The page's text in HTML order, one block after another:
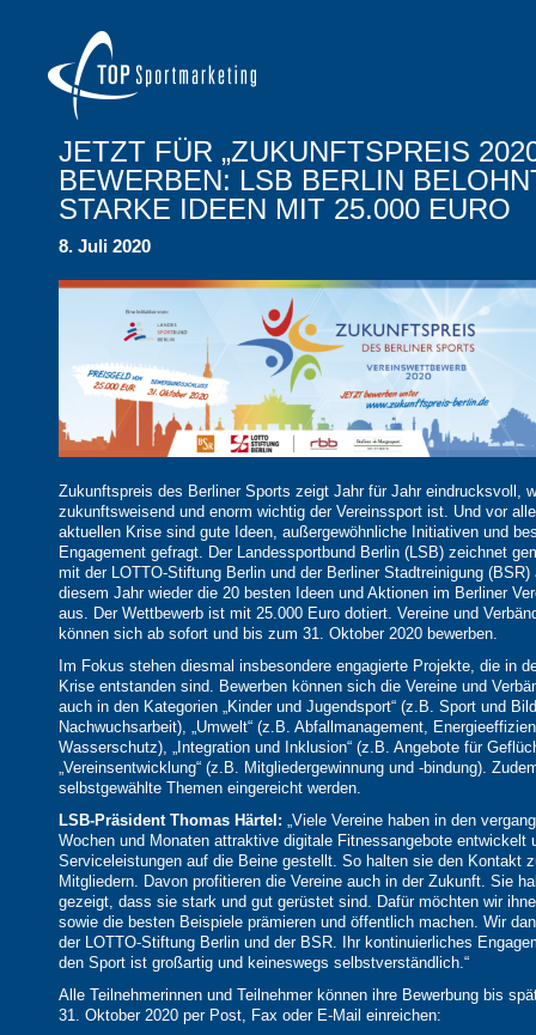
JETZT FÜR „ZUKUNFTSPREIS
BEWERBEN: LSB BERLIN
STARKE IDEEN MIT 25.000 EURO
8. Juli 2020
Zukunftspreis des Berliner Sports zeigt Jahr für Jahr eindrucksvoll,
zukunftsweisend und enorm wichtig der Vereinssport ist. Und vor
aktuellen Krise sind gute Ideen, außergewöhnliche Initiativen und
Engagement gefragt. Der Landessportbund Berlin (LSB) zeichnet
mit der LOTTO-Stiftung Berlin und der Berliner Stadtreinigung (BSR)
diesem Jahr wieder die 20 besten Ideen und Aktionen im Berliner
aus. Der Wettbewerb ist mit 25.000 Euro dotiert. Vereine und
können sich ab sofort und bis zum 31. Oktober 2020 bewerben.
Im Fokus stehen diesmal insbesondere engagierte Projekte, die in
Krise entstanden sind. Bewerben können sich die Vereine und
auch in den Kategorien „Kinder und Jugendsport“ (z.B. Sport und
Nachwuchsarbeit), „Umwelt“ (z.B. Abfallmanagement,
Wasserschutz), „Integration und Inklusion“ (z.B. Angebote für
„Vereinsentwicklung“ (z.B. Mitgliedergewinnung und -bindung).
selbstgewählte Themen eingereicht werden.
LSB-Präsident Thomas Härtel: „Viele Vereine haben in den
Wochen und Monaten attraktive digitale Fitnessangebote entwickelt
Serviceleistungen auf die Beine gestellt. So halten sie den Kontakt
Mitgliedern. Davon profitieren die Vereine auch in der Zukunft. Sie
gezeigt, dass sie stark und gut gerüstet sind. Dafür möchten wir
sowie die besten Beispiele prämieren und öffentlich machen. Wir
der LOTTO-Stiftung Berlin und der BSR. Ihr kontinuierliches
den Sport ist großartig und keineswegs selbstverständlich.“
Alle Teilnehmerinnen und Teilnehmer können ihre Bewerbung bis
31. Oktober 2020 per Post, Fax oder E-Mail einreichen: